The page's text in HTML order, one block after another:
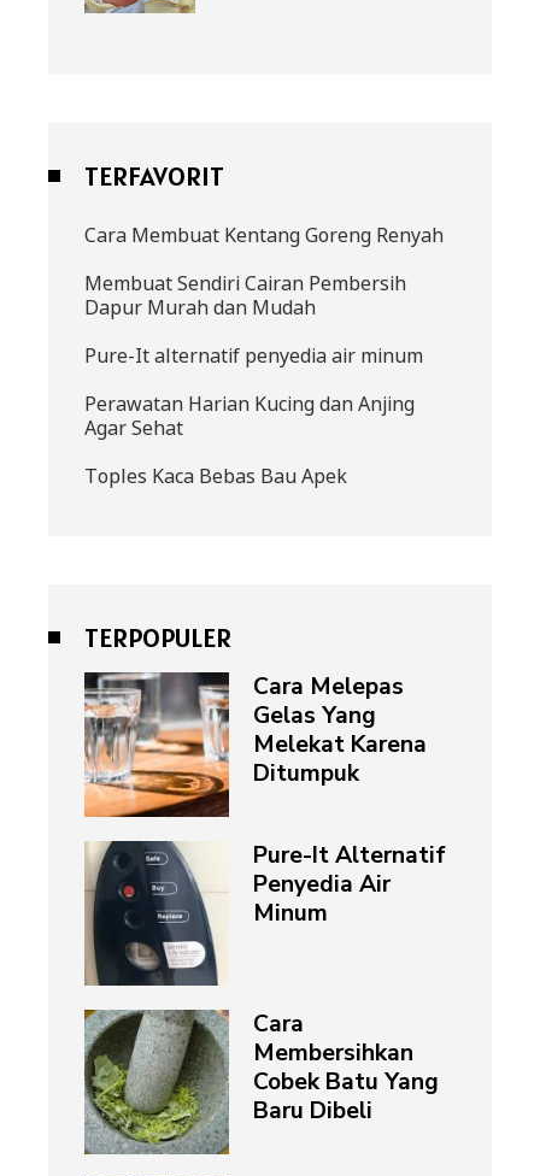
TERFAVORIT
Cara Membuat Kentang Goreng Renyah
Membuat Sendiri Cairan Pembersih
Dapur Murah dan Mudah
Pure-It alternatif penyedia air minum
Perawatan Harian Kucing dan Anjing
Agar Sehat
Toples Kaca Bebas Bau Apek
TERPOPULER
Cara Melepas
Gelas Yang
Melekat Karena
Ditumpuk
Pure-It Alternatif
Penyedia Air
Minum
Cara
Membersihkan
Cobek Batu Yang
Baru Dibeli